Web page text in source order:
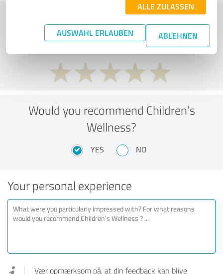
ALLE ZULASSEN
AUSWAHL ERLAUBEN ABLEHNEN
What do you think of the price to
performance ratio?
Would you recommend Children’s
Wellness?
YES NO
Your personal experience
Vær opmærksom på, at din feedback kan blive